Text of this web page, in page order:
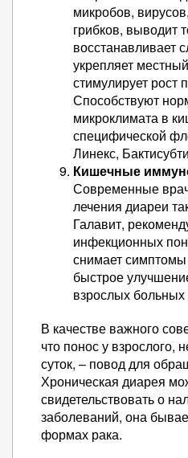
микробов,
грибков, выводит
восстанавливает
укрепляет
стимулирует рост
Способствуют
микроклимата в
специфической
Линекс,
Кишечные
Современные
лечения диареи
Галавит,
инфекционных
снимает симптомы
быстрое
взрослых больных
В качестве важного
что понос у взрослого,
суток, – повод для
Хроническая диарея
свидетельствовать о
заболеваний, она
формах рака.